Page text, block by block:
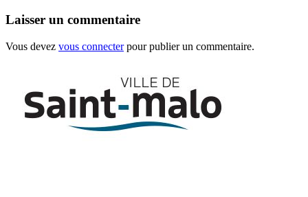
Laisser un commentaire
Vous devez vous connecterpour publier un commentaire.